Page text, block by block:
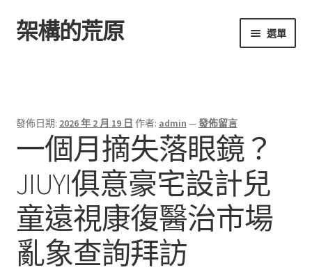
跳
至
跳
至
架構的荒原 選單
發佈日期: 2026 年 2 月 19 日 作者: admin —發佈留言
一個月摘失落眼鏡？
JIUYI俱意豪宅設計兒
童遠視康復醫治市場
亂象查詢拜訪